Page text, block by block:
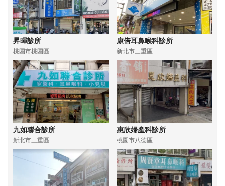
昇暉診所
桃園市桃園區
康倍耳鼻喉科診所
新北市三重區
九如聯合診所
新北市三重區
惠欣婦產科診所
桃園市八德區